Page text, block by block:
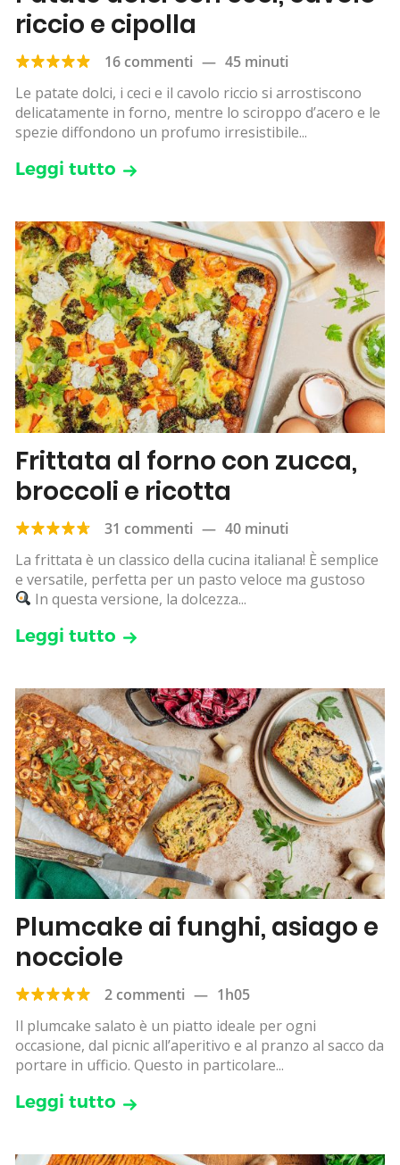
riccio e cipolla
16 commenti — 45 minuti
Le patate dolci, i ceci e il cavolo riccio si arrostiscono
delicatamente in forno, mentre lo sciroppo d’acero e le
spezie diffondono un profumo irresistibile...
Leggi tutto
Frittata al forno con zucca,
broccoli e ricotta
31 commenti — 40 minuti
La frittata è un classico della cucina italiana! È semplice
e versatile, perfetta per un pasto veloce ma gustoso
In questa versione, la dolcezza...
Leggi tutto
Plumcake ai funghi, asiago e
nocciole
2 commenti — 1h05
Il plumcake salato è un piatto ideale per ogni
occasione, dal picnic all’aperitivo e al pranzo al sacco da
portare in ufficio. Questo in particolare...
Leggi tutto